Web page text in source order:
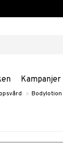
Kampanjer
» Bodylotion